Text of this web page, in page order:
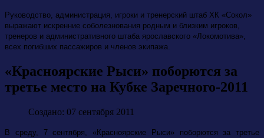
Руководство, администрация, игроки и тренерский штаб ХК «Сокол»
выражают искренние соболезнования родным и близким игроков,
тренеров и административного штаба ярославского «Локомотива»,
всех погибших пассажиров и членов экипажа.
«Красноярские Рыси» поборются за
третье место на Кубке Заречного-2011
Создано: 07 сентября 2011
В среду, 7 сентября, «Красноярские Рыси» поборются за третье